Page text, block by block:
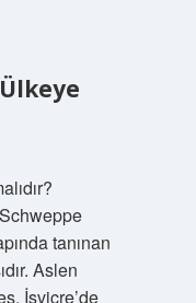
tanınan
Aslen
İsviçre’de